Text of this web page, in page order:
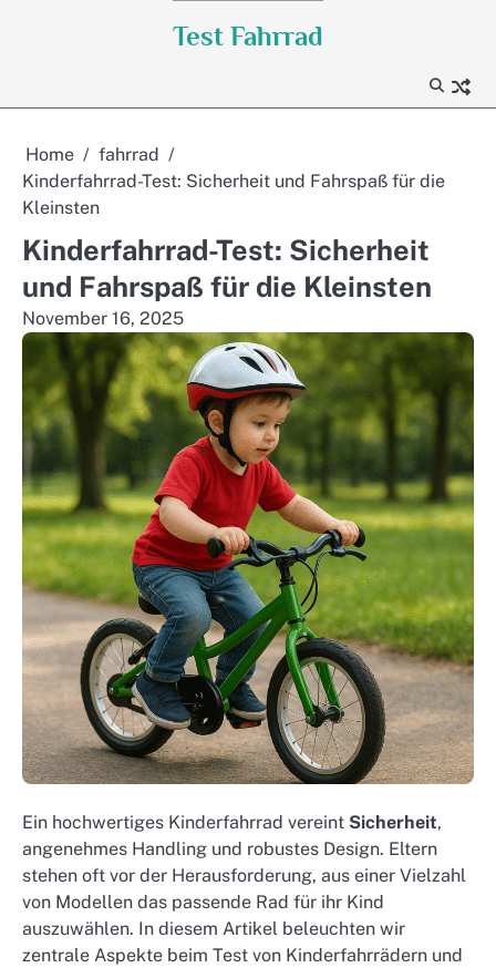
Test Fahrrad
Home
fahrrad
Kinderfahrrad-Test: Sicherheit und Fahrspaß für die
Kleinsten
Kinderfahrrad-Test: Sicherheit
und Fahrspaß für die Kleinsten
November 16, 2025
Ein hochwertiges Kinderfahrrad vereint Sicherheit,
angenehmes Handling und robustes Design. Eltern
stehen oft vor der Herausforderung, aus einer Vielzahl
von Modellen das passende Rad für ihr Kind
auszuwählen. In diesem Artikel beleuchten wir
zentrale Aspekte beim Test von Kinderfahrrädern und